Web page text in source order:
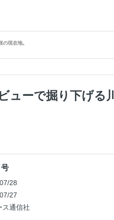
現在地。
ューで掘り下げる川
28
27
ス通信社